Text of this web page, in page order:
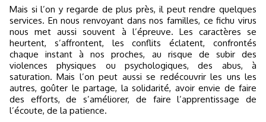
Mais si l’on y regarde de plus près, il peut rendre quelques
services. En nous renvoyant dans nos familles, ce fichu virus
nous met aussi souvent à l’épreuve. Les caractères se
heurtent, s’affrontent, les conflits éclatent, confrontés
chaque instant à nos proches, au risque de subir des
violences physiques ou psychologiques, des abus, à
saturation. Mais l’on peut aussi se redécouvrir les uns les
autres, goûter le partage, la solidarité, avoir envie de faire
des efforts, de s’améliorer, de faire l’apprentissage de
l’écoute, de la patience.